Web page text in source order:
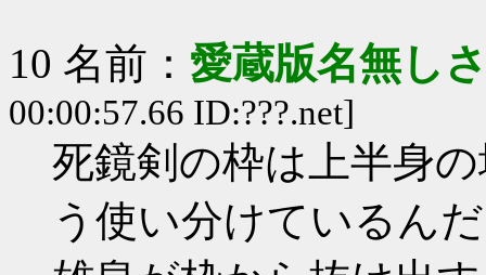
10 名前： 愛蔵版名無し
00:00:57.66 ID:???.net]
死鏡剣の枠は上半身
う使い分けているん